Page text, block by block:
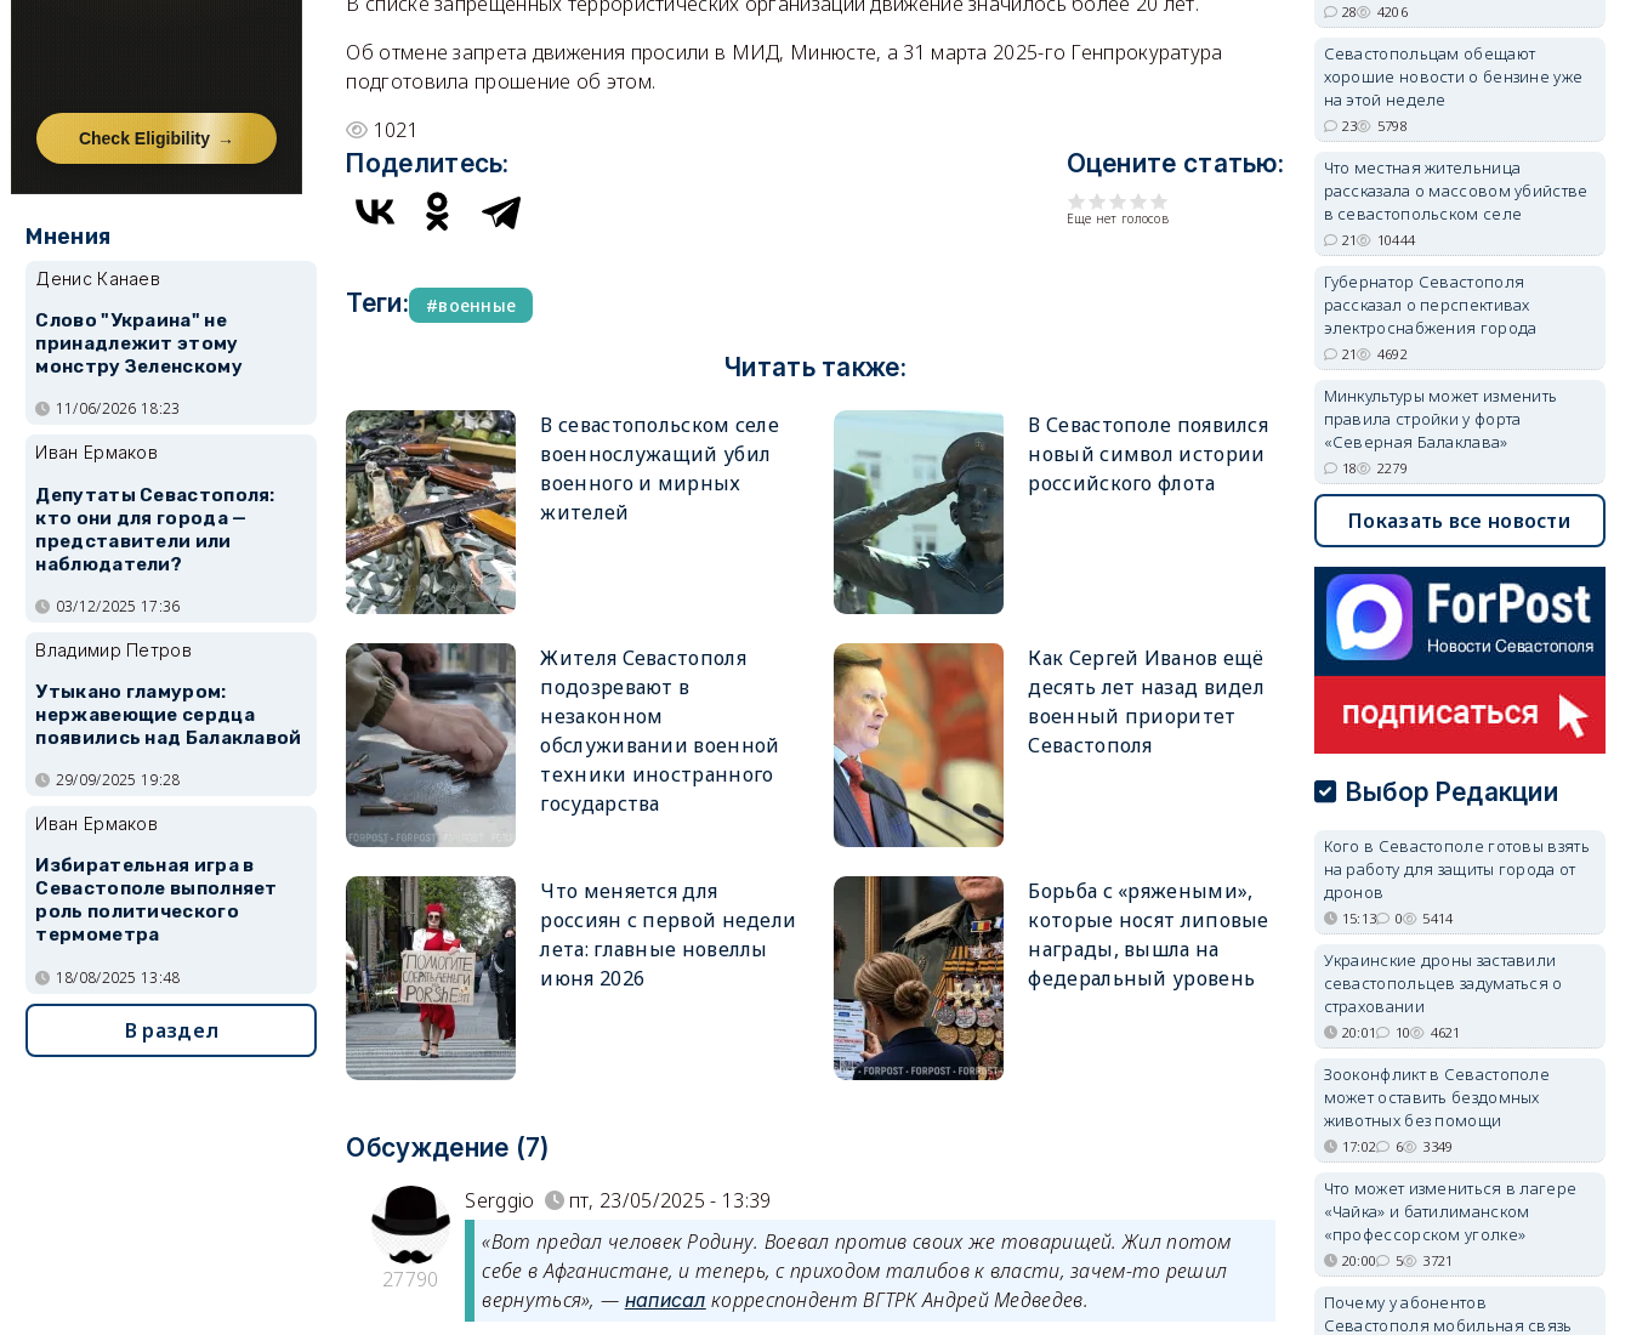
Об отмене запрета движения просили в МИД, Минюсте, а 31 марта 2025-го Генпрокуратура
подготовила прошение об этом.
1021
Поделитесь: Оцените статью:
Еще нет голосов
Теги: военные
Читать также:
В севастопольском селе
военнослужащий убил
военного и мирных
жителей
В Севастополе появился
новый символ истории
российского флота
Жителя Севастополя
подозревают в
незаконном
обслуживании военной
техники иностранного
государства
Как Сергей Иванов ещё
десять лет назад видел
военный приоритет
Севастополя
Что меняется для
россиян с первой недели
лета: главные новеллы
июня 2026
Борьба с «ряжеными»,
которые носят липовые
награды, вышла на
федеральный уровень
Обсуждение (7)
27790
Serggio
пт, 23/05/2025 - 13:39
«Вот предал человек Родину. Воевал против своих же товарищей. Жил потом
себе в Афганистане, и теперь, с приходом талибов к власти, зачем-то решил
вернуться», — написал корреспондент ВГТРК Андрей Медведев.
Мнения
Денис Канаев
Слово "Украина" не
принадлежит этому
монстру Зеленскому
11/06/2026 18:23
Иван Ермаков
Депутаты Севастополя:
кто они для города —
представители или
наблюдатели?
03/12/2025 17:36
Владимир Петров
Утыкано гламуром:
нержавеющие сердца
появились над Балаклавой
29/09/2025 19:28
Иван Ермаков
Избирательная игра в
Севастополе выполняет
роль политического
термометра
18/08/2025 13:48
В раздел
28 4206
Севастопольцам обещают
хорошие новости о бензине уже
на этой неделе
23 5798
Что местная жительница
рассказала о массовом убийстве
в севастопольском селе
21 10444
Губернатор Севастополя
рассказал о перспективах
электроснабжения города
21 4692
Минкультуры может изменить
правила стройки у форта
«Северная Балаклава»
18 2279
Показать все новости
Выбор Редакции
Кого в Севастополе готовы взять
на работу для защиты города от
дронов
15:13 0 5414
Украинские дроны заставили
севастопольцев задуматься о
страховании
20:01 10 4621
Зооконфликт в Севастополе
может оставить бездомных
животных без помощи
17:02 6 3349
Что может измениться в лагере
«Чайка» и батилиманском
«профессорском уголке»
20:00 5 3721
Почему у абонентов
Севастополя мобильная связь